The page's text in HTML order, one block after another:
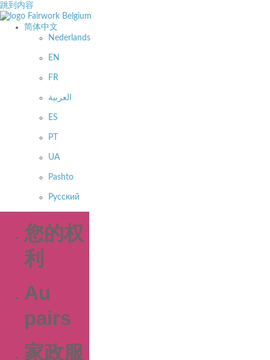
跳到内容
简体中文
Nederlands
EN
FR
العربية
ES
PT
UA
Pashto
Русский
您的权
利
Au
pairs
家政服